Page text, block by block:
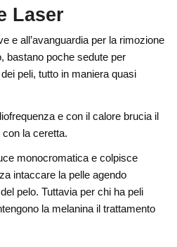
Laser
e all’avanguardia per la rimozione
bastano poche sedute per
peli, tutto in maniera quasi
e con il calore brucia il
la ceretta.
monocromatica e colpisce
intaccare la pelle agendo
pelo. Tuttavia per chi ha peli
la melanina il trattamento